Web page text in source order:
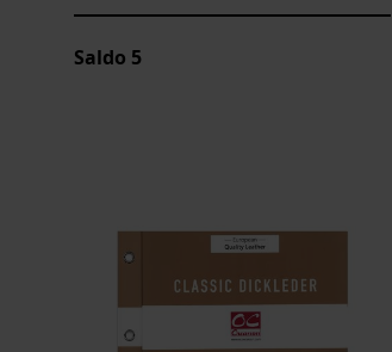
Saldo 5